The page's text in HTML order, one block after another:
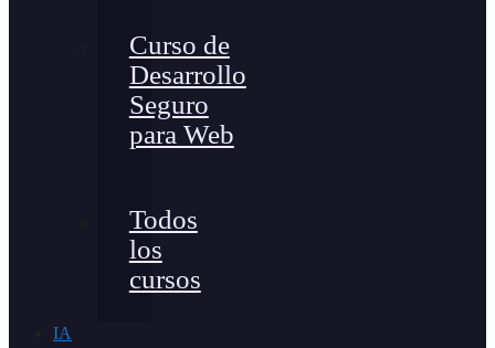
Curso de
Desarrollo
Seguro
para Web
Todos
los
cursos
IA